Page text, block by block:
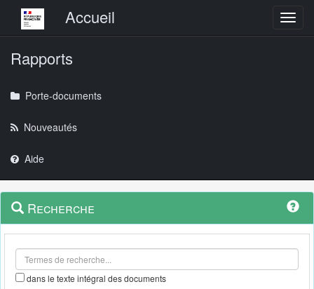
Menu principalAccueil
Rapports
Porte-documents
Nouveautés
Aide
Navigation
outils
Menu
contextuel
Recherche
dans le texte intégral des documents